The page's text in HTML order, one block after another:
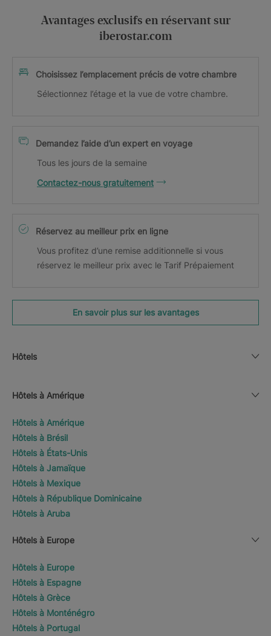
Avantages exclusifs en réservant sur
iberostar.com
Choisissez l’emplacement précis de votre chambre
Sélectionnez l’étage et la vue de votre chambre.
Demandez l’aide d’un expert en voyage
Tous les jours de la semaine
Contactez-nous gratuitement
Réservez au meilleur prix en ligne
Vous profitez d’une remise additionnelle si vous
réservez le meilleur prix avec le Tarif Prépaiement
En savoir plus sur les avantages
Hôtels
Hôtels à Amérique
Hôtels à Amérique
Hôtels à Brésil
Hôtels à États-Unis
Hôtels à Jamaïque
Hôtels à Mexique
Hôtels à République Dominicaine
Hôtels à Aruba
Hôtels à Europe
Hôtels à Europe
Hôtels à Espagne
Hôtels à Grèce
Hôtels à Monténégro
Hôtels à Portugal